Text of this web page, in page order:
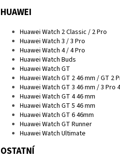
HUAWEI
Huawei Watch 2 Classic / 2 Pro
Huawei Watch 3 / 3 Pro
Huawei Watch 4 / 4 Pro
Huawei Watch Buds
Huawei Watch GT
Huawei Watch GT 2 46 mm / GT 2
Huawei Watch GT 3 46 mm / 3 Pro
Huawei Watch GT 4 46 mm
Huawei Watch GT 5 46 mm
Huawei Watch GT 6 46mm
Huawei Watch GT Runner
Huawei Watch Ultimate
OSTATNÍ